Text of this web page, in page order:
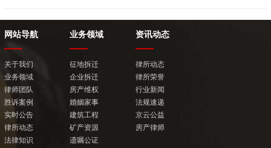
网站导航
关于我们
业务领域
律师团队
胜诉案例
实时公告
律所动态
法律知识
业务领域
征地拆迁
企业拆迁
房产维权
婚姻家事
建筑工程
矿产资源
遗嘱公证
资讯动态
律所动态
律所荣誉
行业新闻
法规速递
京云公益
房产律师